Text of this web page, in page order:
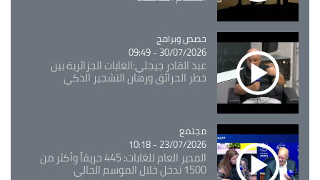
Catégorie
حصص وبرامج
30/07/2026 - 09:49
عبد القادر جيجلي:الغابات الجزائرية بين
خطر الحرائق ورهان التشجير الذكي
Catégorie
مجتمع
23/07/2026 - 10:18
المدير العام للغابات: 445 حريقاً وأكثر من
1500 تدخل خلال الموسم الحالي